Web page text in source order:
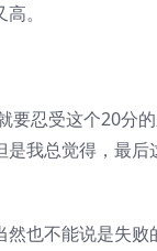
。
忍受这个20分
我总觉得，最
也不能说是失